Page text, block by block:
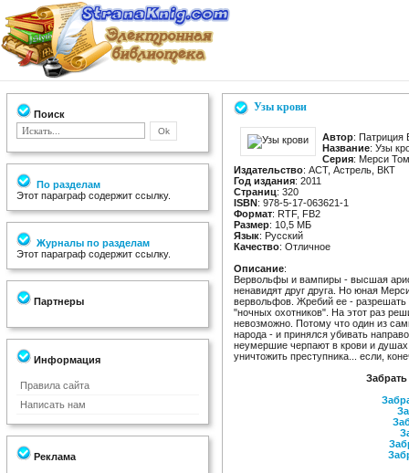
Поиск
По разделам
Этот параграф содержит ссылку.
Журналы по разделам
Этот параграф содержит ссылку.
Партнеры
Информация
Правила сайта
Написать нам
Реклама
Узы крови
Автор: Патриция
Название: Узы
Серия: Мерси
Издательство: АСТ, Астрель, ВКТ
Год издания: 2011
Страниц: 320
ISBN: 978-5-17-063621-1
Формат: RTF, FB2
Размер: 10,5 МБ
Язык: Русский
Качество: Отличное
Описание:
Вервольфы и вампиры - высшая
ненавидят друг друга. Но юная
вервольфов. Жребий ее -
"ночных охотников". На этот раз
невозможно. Потому что один из
народа - и принялся убивать
неумершие черпают в крови и
уничтожить преступника... если,